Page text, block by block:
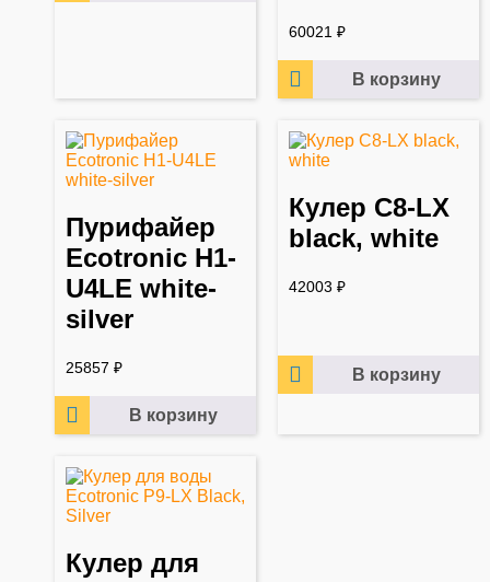
60021 ₽
В корзину
Пурифайер
Ecotronic H1-
U4LE white-
silver
25857 ₽
В корзину
Кулер C8-LX
black, white
42003 ₽
В корзину
Кулер для